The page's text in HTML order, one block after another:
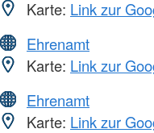
Karte: Link zur
Ehrenamt
Karte: Link zur
Ehrenamt
Karte: Link zur